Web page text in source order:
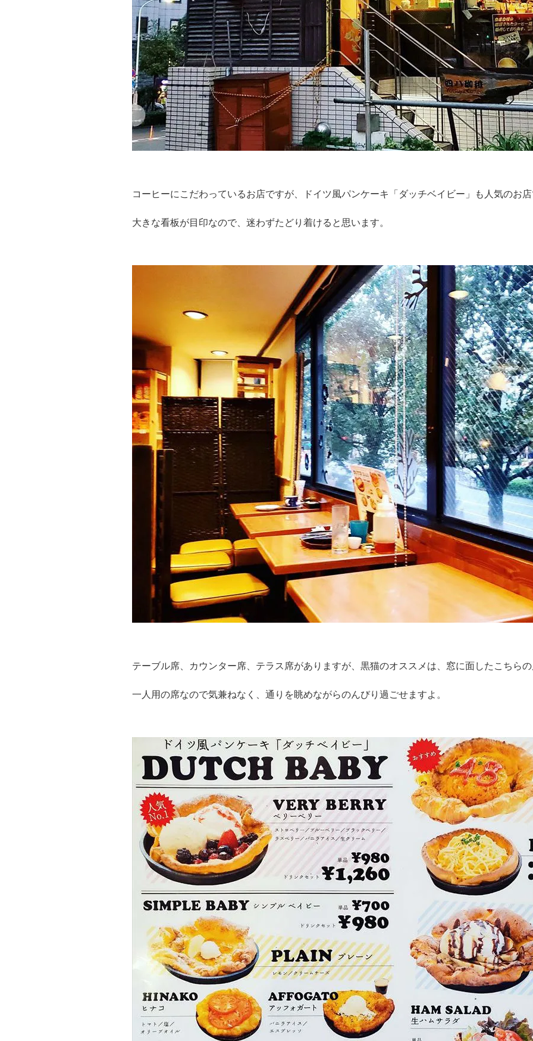
コーヒーにこだわっているお店ですが、ドイツ風パンケーキ「ダッチベイビー」も人気のお
大きな看板が目印なので、迷わずたどり着けると思います。
テーブル席、カウンター席、テラス席がありますが、黒猫のオススメは、窓に面したこちら
一人用の席なので気兼ねなく、通りを眺めながらのんびり過ごせますよ。